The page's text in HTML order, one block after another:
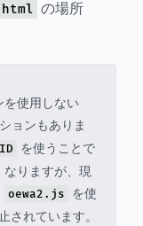
の場所
使用しない
ョンもありま
を使うことで
なりますが、現
oewa2.js
を使
されています。